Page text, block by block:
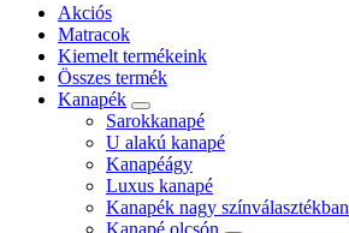
Akciós
Matracok
Kiemelt termékeink
Összes termék
Kanapék
Sarokkanapé
U alakú kanapé
Kanapéágy
Luxus kanapé
Kanapék nagy színválasztékban
Kanapé olcsón